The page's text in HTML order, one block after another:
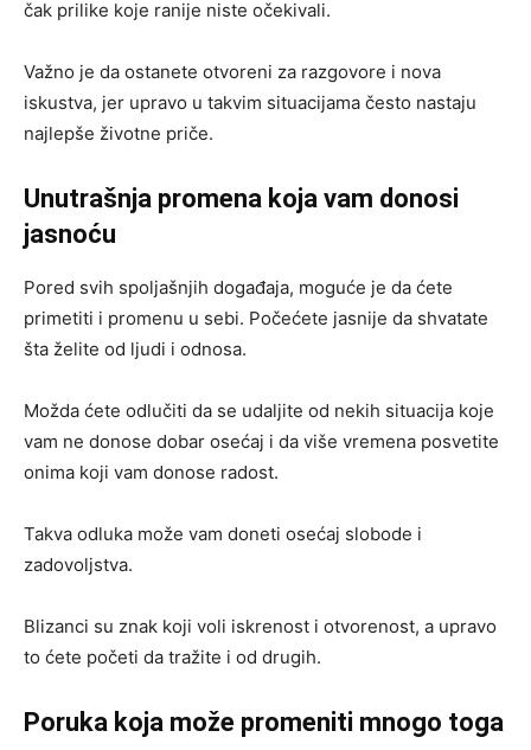
čak prilike koje ranije niste očekivali.
Važno je da ostanete otvoreni za razgovore i nova
iskustva, jer upravo u takvim situacijama često nastaju
najlepše životne priče.
Unutrašnja promena koja vam donosi
jasnoću
Pored svih spoljašnjih događaja, moguće je da ćete
primetiti i promenu u sebi. Počećete jasnije da shvatate
šta želite od ljudi i odnosa.
Možda ćete odlučiti da se udaljite od nekih situacija koje
vam ne donose dobar osećaj i da više vremena posvetite
onima koji vam donose radost.
Takva odluka može vam doneti osećaj slobode i
zadovoljstva.
Blizanci su znak koji voli iskrenost i otvorenost, a upravo
to ćete početi da tražite i od drugih.
Poruka koja može promeniti mnogo toga